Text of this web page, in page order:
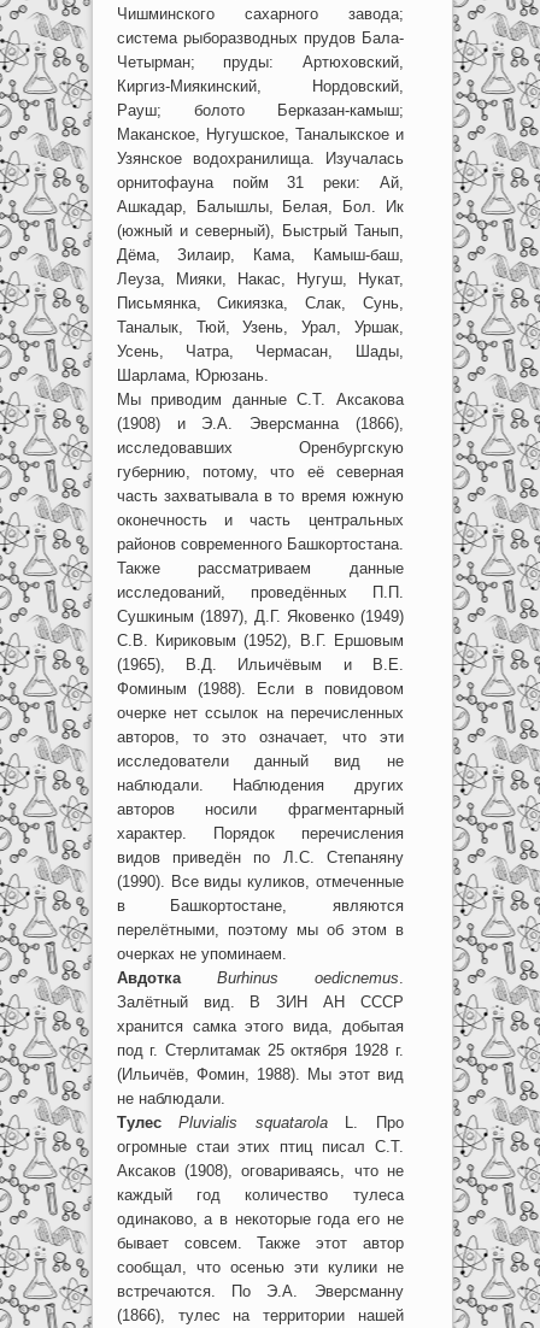
Чишминского сахарного завода;
система рыборазводных прудов Бала-
Четырман; пруды: Артюховский,
Киргиз-Миякинский, Нордовский,
Рауш; болото Берказан-камыш;
Маканское, Нугушское, Таналыкское и
Узянское водохранилища. Изучалась
орнитофауна пойм 31 реки: Ай,
Ашкадар, Балышлы, Белая, Бол. Ик
(южный и северный), Быстрый Танып,
Дёма, Зилаир, Кама, Камыш-баш,
Леуза, Мияки, Накас, Нугуш, Нукат,
Письмянка, Сикиязка, Слак, Сунь,
Таналык, Тюй, Узень, Урал, Уршак,
Усень, Чатра, Чермасан, Шады,
Шарлама, Юрюзань.
Мы приводим данные С.Т. Аксакова
(1908) и Э.А. Эверсманна (1866),
исследовавших Оренбургскую
губернию, потому, что её северная
часть захватывала в то время южную
оконечность и часть центральных
районов современного Башкортостана.
Также рассматриваем данные
исследований, проведённых П.П.
Сушкиным (1897), Д.Г. Яковенко (1949)
С.В. Кириковым (1952), В.Г. Ершовым
(1965), В.Д. Ильичёвым и В.Е.
Фоминым (1988). Если в повидовом
очерке нет ссылок на перечисленных
авторов, то это означает, что эти
исследователи данный вид не
наблюдали. Наблюдения других
авторов носили фрагментарный
характер. Порядок перечисления
видов приведён по Л.С. Степаняну
(1990). Все виды куликов, отмеченные
в Башкортостане, являются
перелётными, поэтому мы об этом в
очерках не упоминаем.
Авдотка Burhinus oedicnemus
Залётный вид. В ЗИН АН СССР
хранится самка этого вида, добытая
под г. Стерлитамак 25 октября 1928 г.
(Ильичёв, Фомин, 1988). Мы этот вид
не наблюдали.
ТулесPluvialis squatarolaL. Про
огромные стаи этих птиц писал С.Т.
Аксаков (1908), оговариваясь, что не
каждый год количество тулеса
одинаково, а в некоторые года его не
бывает совсем. Также этот автор
сообщал, что осенью эти кулики не
встречаются. По Э.А. Эверсманну
(1866), тулес на территории нашей